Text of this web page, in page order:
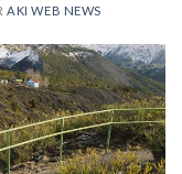
AKI WEB NEWS